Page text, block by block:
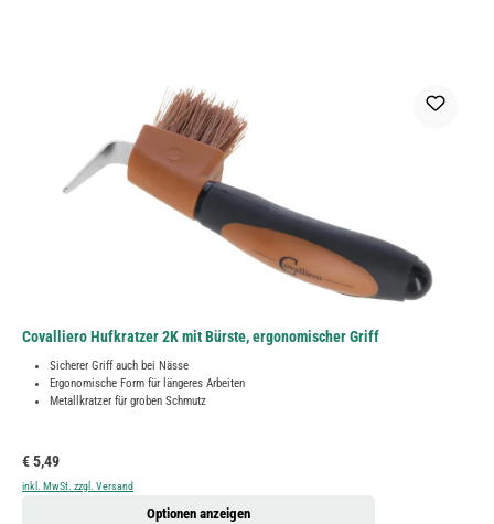
Covalliero Hufkratzer 2K mit Bürste, ergonomischer Griff
Sicherer Griff auch bei Nässe
Ergonomische Form für längeres Arbeiten
Metallkratzer für groben Schmutz
Regulärer Preis:
€ 5,49
inkl. MwSt. zzgl. Versand
Optionen anzeigen